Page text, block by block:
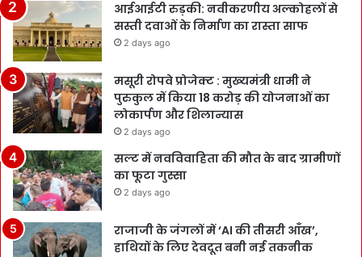
आईआईटी रुड़की: नवीकरणीय अल्कोहलों से
सस्ती दवाओं के निर्माण का रास्ता साफ
2 days ago
मसूरी रोपवे प्रोजेक्ट : मुख्‍यमंत्री धामी ने
पुरुकुल में किया 18 करोड़ की योजनाओं का
लोकार्पण और शिलान्यास
2 days ago
सल्ट में नवविवाहिता की मौत के बाद ग्रामीणों
का फूटा गुस्सा
2 days ago
राजाजी के जंगलों में ‘AI की तीसरी आँख’,
हाथियों के लिए देवदूत बनी नई तकनीक